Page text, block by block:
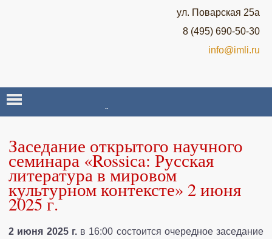
ул. Поварская 25а
8 (495) 690-50-30
info@imli.ru
НОВОСТИ
СЕМИНАРЫ И КОНФЕРЕНЦИИ
Заседание открытого научного
семинара «Rossiсa: Русская
литература в мировом
культурном контексте» 2 июня
2025 г.
2 июня 2025 г.в 16:00 состоится очередное заседание